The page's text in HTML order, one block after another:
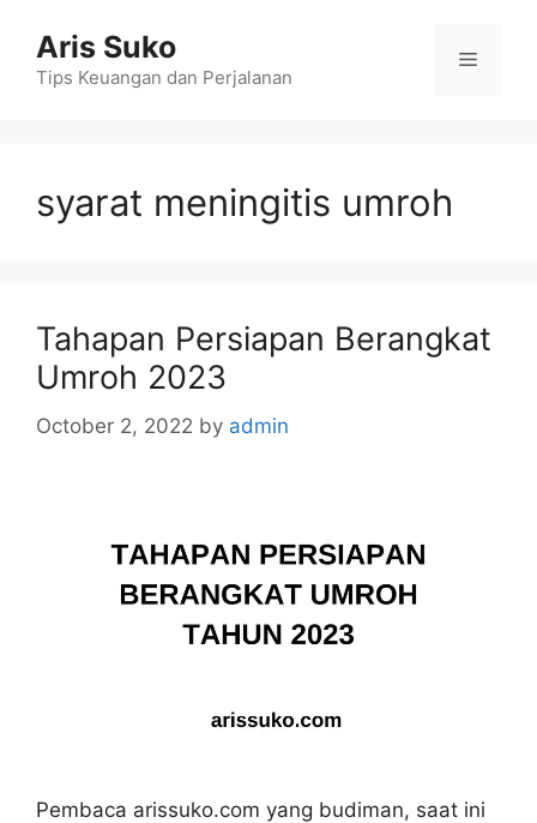
content
Aris Suko
Tips Keuangan dan Perjalanan
Menu
syarat meningitis umroh
Tahapan Persiapan Berangkat
Umroh 2023
October 2, 2022 by admin
Pembaca arissuko.com yang budiman, saat ini